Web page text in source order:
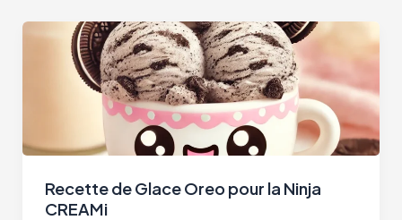
Recette de Glace Oreo pour la Ninja
CREAMi